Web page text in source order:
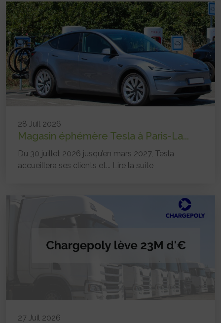
28 Juil 2026
Magasin éphémère Tesla à Paris-La...
Du 30 juillet 2026 jusqu’en mars 2027, Tesla
accueillera ses clients et... Lire la suite
27 Juil 2026